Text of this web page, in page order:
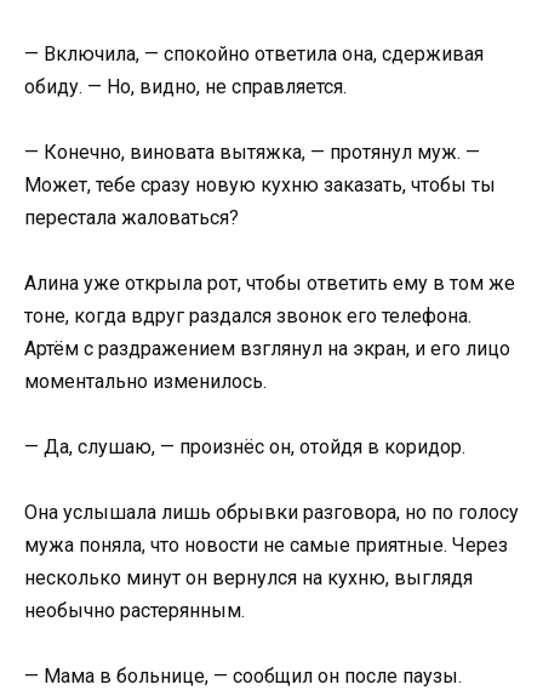
— Включила, — спокойно ответила она, сдерживая
обиду. — Но, видно, не справляется.
— Конечно, виновата вытяжка, — протянул муж. —
Может, тебе сразу новую кухню заказать, чтобы ты
перестала жаловаться?
Алина уже открыла рот, чтобы ответить ему в том же
тоне, когда вдруг раздался звонок его телефона.
Артём с раздражением взглянул на экран, и его лицо
моментально изменилось.
— Да, слушаю, — произнёс он, отойдя в коридор.
Она услышала лишь обрывки разговора, но по голосу
мужа поняла, что новости не самые приятные. Через
несколько минут он вернулся на кухню, выглядя
необычно растерянным.
— Мама в больнице, — сообщил он после паузы.